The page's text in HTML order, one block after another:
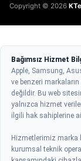
Copyright © 2026
Bağımsız Hizmet
Apple, Samsung,
ve benzeri
değildir. Bu web
yalnızca hizmet
ilgili hak sahiplerine
Hizmetlerimiz marka
kurumsal teknik